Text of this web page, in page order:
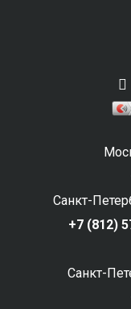
Санкт-
+7 (812)
Санкт-